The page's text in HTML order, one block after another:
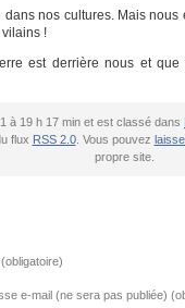
nos cultures. Mais
vilains !
est derrière nous et
à 19 h 17 min et est classé dans
flux RSS 2.0. Vous pouvez
propre site.
e-mail (ne sera pas publiée)